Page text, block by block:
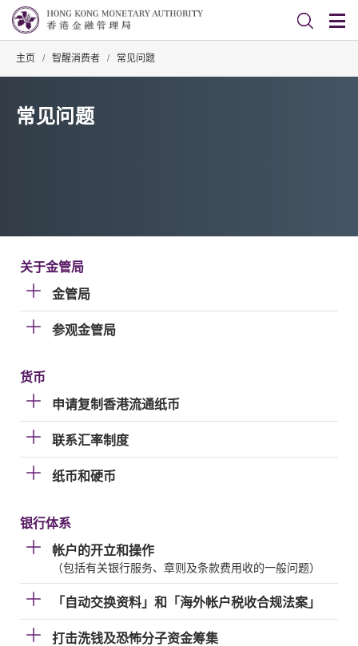
主页 / 智醒消费者 / 常见问题
常见问题
关于金管局
金管局
参观金管局
货币
申请复制香港流通纸币
联系汇率制度
纸币和硬币
银行体系
帐户的开立和操作
（包括有关银行服务、章则及条款费用收的一般问题）
「自动交换资料」和「海外帐户税收合规法案」
打击洗钱及恐怖分子资金筹集